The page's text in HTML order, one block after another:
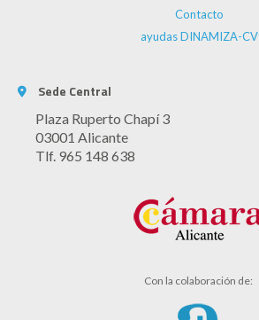
Contacto
ayudas DINAMIZA-CV
Sede Central
Plaza Ruperto Chapí 3
03001 Alicante
Tlf. 965 148 638
Con la colaboración de: